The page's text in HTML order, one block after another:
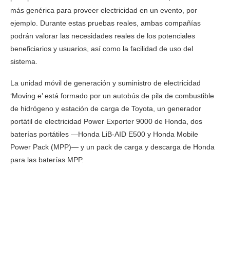
más genérica para proveer electricidad en un evento, por
ejemplo. Durante estas pruebas reales, ambas compañías
podrán valorar las necesidades reales de los potenciales
beneficiarios y usuarios, así como la facilidad de uso del
sistema.
La unidad móvil de generación y suministro de electricidad
‘Moving e’ está formado por un autobús de pila de combustible
de hidrógeno y estación de carga de Toyota, un generador
portátil de electricidad Power Exporter 9000 de Honda, dos
baterías portátiles —Honda LiB-AID E500 y Honda Mobile
Power Pack (MPP)— y un pack de carga y descarga de Honda
para las baterías MPP.